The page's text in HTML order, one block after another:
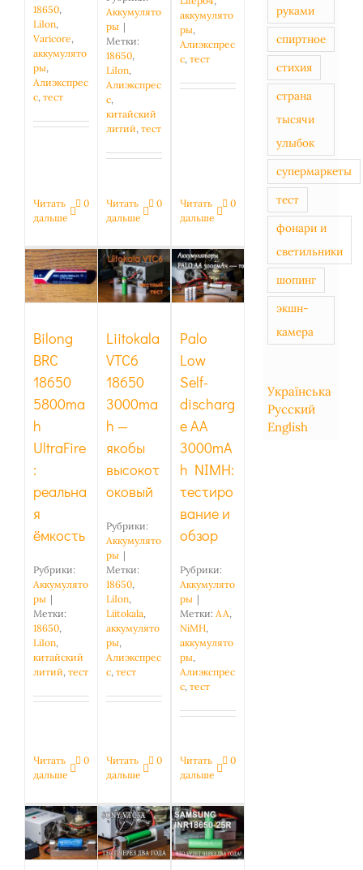
18650,
LiIon,
Varicore,
аккумулято
ры,
Алиэкспрес
с, тест
Читать
дальше
0
Аккумулято
ры |
Метки:
18650,
LiIon,
Алиэкспрес
с,
китайский
литий, тест
Читать
дальше
0
аккумулято
ры
Алиэкспрес
с тест
Читать
дальше
0
18650
5800mah
UltraFire:
ёмкость
Bilong
BRC
18650
5800ma
h
UltraFire
:
реальна
я
ёмкость
Рубрики:
Аккумулято
ры |
Метки:
18650,
LiIon,
китайский
литий, тест
Читать
дальше
0
VTC6
18650
3000mah
— якобы
Liitokala
VTC6
18650
3000ma
h —
якобы
высокот
оковый
Рубрики:
Аккумулято
ры |
Метки:
18650,
LiIon,
Liitokala,
аккумулято
ры,
Алиэкспрес
с, тест
Читать
дальше
0
Palo Low
discharge
AA
3000mAh
NIMH:
и обзор
Palo
Low
Self-
discharg
e AA
3000mA
h NIMH:
тестиро
вание и
обзор
Рубрики:
Аккумулято
ры |
Метки: AA,
NiMH,
аккумулято
ры,
Алиэкспрес
с, тест
Читать
дальше
0
LiitoKala
Lii-70A-N
Lifepo4
3.2V
будет с
Sony/Murata
US18650VTC5A
через
INR18650-
25R
после
двух лет
руками
спиртное
стихия
страна
тысячи
улыбок
супермаркеты
тест
фонари и
светильники
шопинг
экшн-
камера
Українська
Русский
English